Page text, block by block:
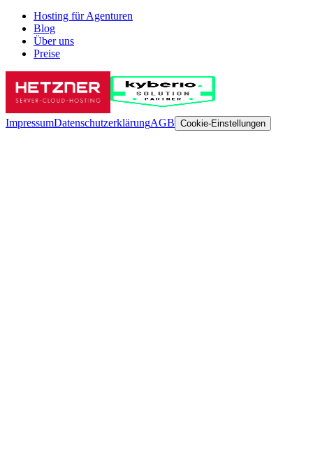
Hosting für Agenturen
Blog
Über uns
Preise
ImpressumDatenschutzerklärungAGB Cookie-Einstellungen